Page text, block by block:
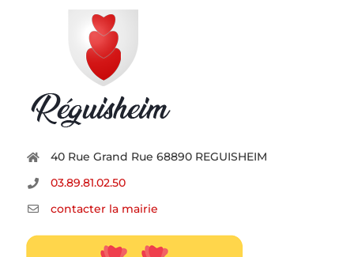
40 Rue Grand Rue 68890 REGUISHEIM
03.89.81.02.50
contacter la mairie